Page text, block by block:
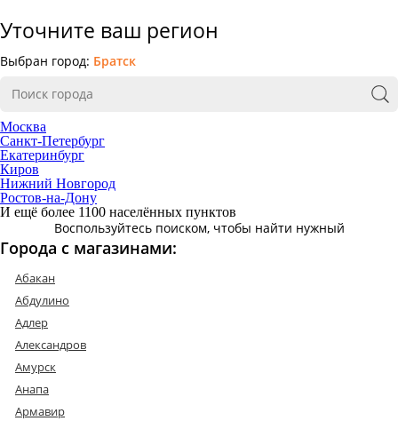
Уточните ваш регион
Выбран город: Братск
Москва
Санкт-Петербург
Екатеринбург
Киров
Нижний Новгород
Ростов-на-Дону
И ещё более 1100 населённых пунктов
Воспользуйтесь поиском, чтобы найти нужный
Города с магазинами:
Абакан
Абдулино
Адлер
Александров
Амурск
Анапа
Армавир